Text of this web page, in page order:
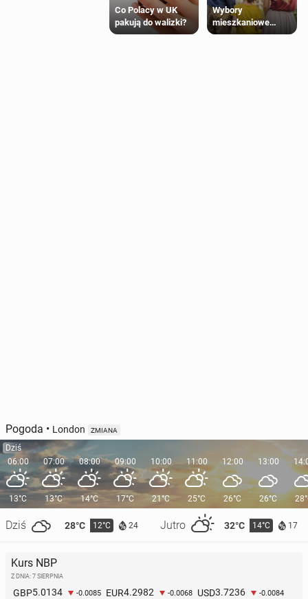
Co Polacy w UK
pakują do walizki?
Wybory
mieszkaniowe
Polaków 2025
Pogoda • London ZMIANA
Dziś
06:00
13°C
Dziś 28°C 12°C 24 Jutro 32°C 14°C 17
07:00
13°C
08:00
14°C
09:00
17°C
10:00
21°C
11:00
25°C
12:00
26°C
13:00
26°C
Kurs NBP
Z DNIA: 7 SIERPNIA
GBP5.0134 -0.0085 EUR4.2982 -0.0068 USD3.7236 -0.0084